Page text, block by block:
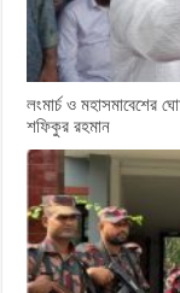
লংমার্চ ও মহাসমাবেশের
শফিকুর রহমান